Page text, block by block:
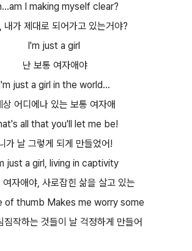
I making myself clear?
내가 제대로 되어가고 있는거야?
I'm just a girl
난 보통 여자애야
just a girl in the world...
상 어디에나 있는 보통 여자애
all that you'll let me be!
가 날 그렇게 되게 만들었어!
just a girl, living in captivity
여자애야, 사로잡힌 삶을 살고 있는
of thumb Makes me worry some
짐작하는 것들이 날 걱정하게 만들어